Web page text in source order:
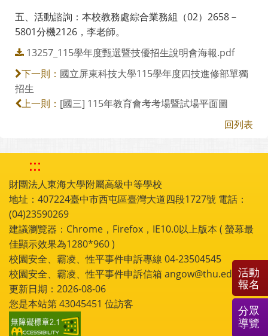
五、活動諮詢：本校教務處綜合業務組（02）2658－
5801分機2126，李老師。
13257_115學年度甄選暨技優招生說明會海報.pdf
下一則： 國立屏東科技大學115學年度四技進修部單獨
招生
上一則： [國三] 115年教育會考考場暨試場平面圖
回列表
:::
財團法人東海大學附屬高級中等學校
地址：407224臺中市西屯區臺灣大道四段1727號 電話：
(04)23590269
建議瀏覽器：Chrome，Firefox，IE10.0以上版本 ( 螢幕最
佳顯示效果為1280*960 )
校園安全、霸凌、性平事件申訴專線 04-23504545
校園安全、霸凌、性平事件申訴信箱 angow@thu.edu.tw
更新日期：2026-08-06
您是本站第43045451 位訪客
活動
報名
分眾
導覽